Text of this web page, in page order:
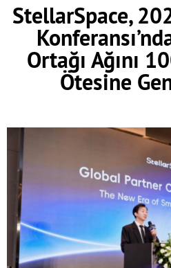
StellarSpace,
Ortağı Ağını
Ötesine